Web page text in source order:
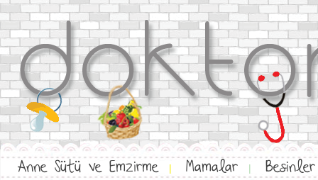
Anne Sütü ve Emzirme | Mamalar | Besinler